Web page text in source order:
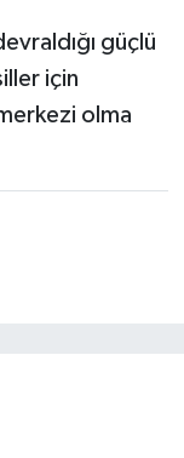
güçlü
için
olma